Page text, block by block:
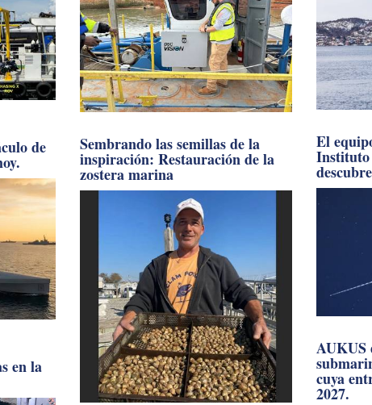
de
en la
Sembrando las semillas de la
inspiración: Restauración de la
zostera marina
El
Instituto
AUKUS
cuya
2027.